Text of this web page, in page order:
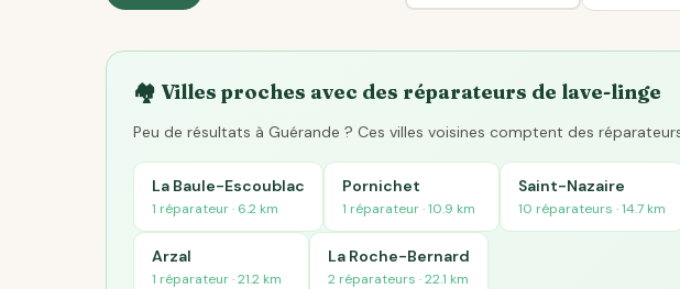
🏘️ Villes proches avec des réparateurs de lave-linge
Peu de résultats à Guérande ? Ces villes voisines comptent des
La Baule-Escoublac
1 réparateur · 6.2 km
Pornichet
1 réparateur · 10.9 km
Saint-Nazaire
10 réparateurs · 14.7 km
Arzal
1 réparateur · 21.2 km
La Roche-Bernard
2 réparateurs · 22.1 km